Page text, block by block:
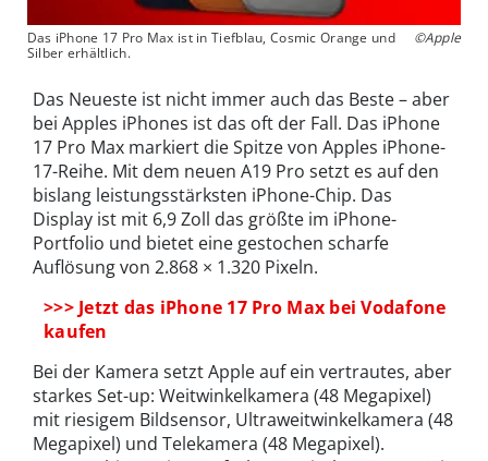
Das iPhone 17 Pro Max ist in Tiefblau, Cosmic Orange und
Silber erhältlich.
©Apple
Das Neueste ist nicht immer auch das Beste – aber
bei Apples iPhones ist das oft der Fall. Das iPhone
17 Pro Max markiert die Spitze von Apples iPhone-
17-Reihe. Mit dem neuen A19 Pro setzt es auf den
bislang leistungsstärksten iPhone-Chip. Das
Display ist mit 6,9 Zoll das größte im iPhone-
Portfolio und bietet eine gestochen scharfe
Auflösung von 2.868 × 1.320 Pixeln.
>>> Jetzt das iPhone 17 Pro Max bei Vodafone
kaufen
Bei der Kamera setzt Apple auf ein vertrautes, aber
starkes Set-up: Weitwinkelkamera (48 Megapixel)
mit riesigem Bildsensor, Ultraweitwinkelkamera (48
Megapixel) und Telekamera (48 Megapixel).